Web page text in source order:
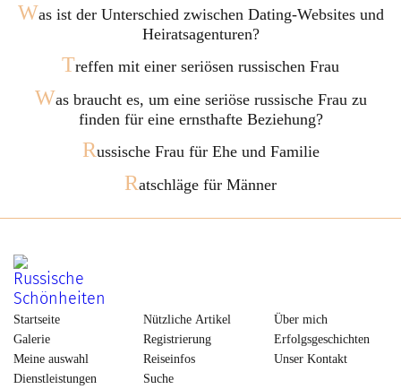
Was ist der Unterschied zwischen Dating-Websites und
Heiratsagenturen?
Treffen mit einer seriösen russischen Frau
Was braucht es, um eine seriöse russische Frau zu
finden für eine ernsthafte Beziehung?
Russische Frau für Ehe und Familie
Ratschläge für Männer
Startseite
Galerie
Meine auswahl
Dienstleistungen
Nützliche Artikel
Registrierung
Reiseinfos
Suche
Über mich
Erfolgsgeschichten
Unser Kontakt